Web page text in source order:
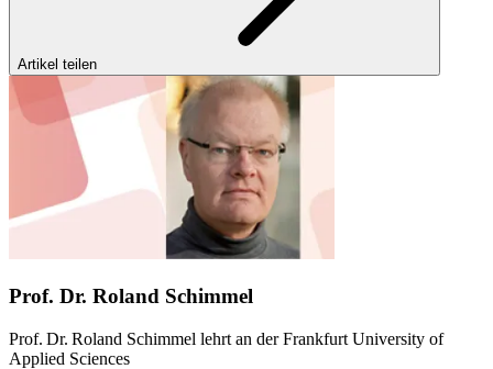
Artikel teilen
Prof. Dr. Roland Schimmel
Prof. Dr. Roland Schimmel lehrt an der Frankfurt University of
Applied Sciences